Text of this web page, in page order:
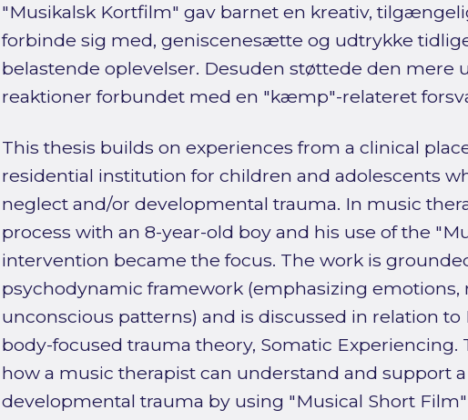
"Musikalsk Kortfilm" gav barnet en kreativ,
forbinde sig med, geniscenesætte og udtrykke
belastende oplevelser. Desuden støttede den mere
reaktioner forbundet med en "kæmp"-relateret
This thesis builds on experiences from a clinical
residential institution for children and adolescents
neglect and/or developmental trauma. In music
process with an 8-year-old boy and his use of the
intervention became the focus. The work is
psychodynamic framework (emphasizing emotions,
unconscious patterns) and is discussed in relation to
body-focused trauma theory, Somatic Experiencing.
how a music therapist can understand and support
developmental trauma by using "Musical Short Film"